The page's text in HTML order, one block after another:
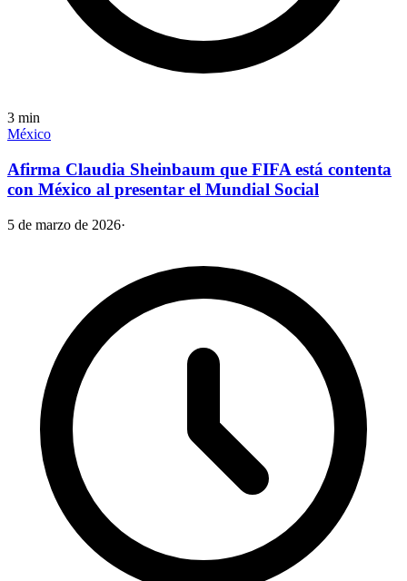
3 min
México
Afirma Claudia Sheinbaum que FIFA está contenta
con México al presentar el Mundial Social
5 de marzo de 2026·